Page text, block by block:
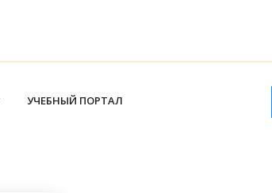
УЧЕБНЫЙ ПОРТАЛ